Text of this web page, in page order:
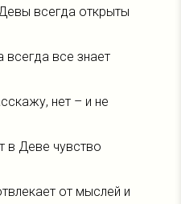
всегда открыты
все знает
нет – и не
в Деве чувство
от мыслей и